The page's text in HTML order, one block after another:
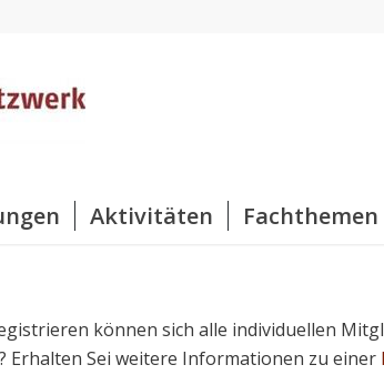
Aktivitäten Fachthemen
können sich alle individuellen
Erhalten Sei weitere Informationen zu einer